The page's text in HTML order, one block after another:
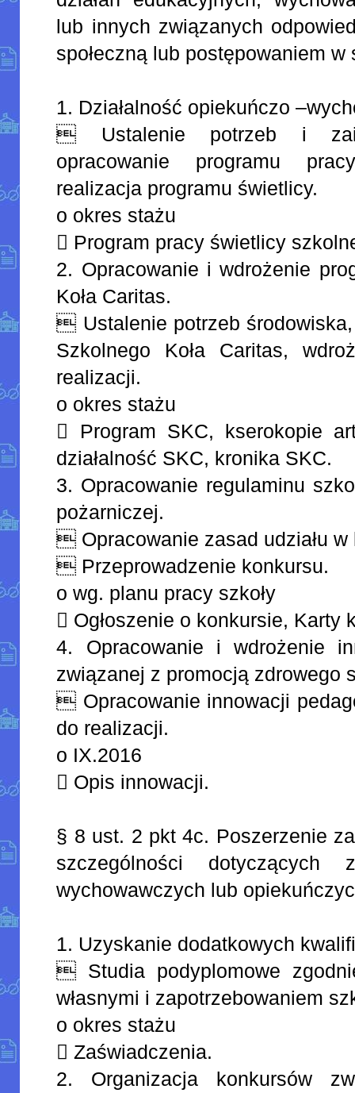
lub innych związanych
społeczną lub postępowaniem
1. Działalność opiekuńczo
 Ustalenie potrzeb i
opracowanie programu
realizacja programu świetlicy.
o okres stażu
 Program pracy świetlicy
2. Opracowanie i wdrożenie
Koła Caritas.
 Ustalenie potrzeb
Szkolnego Koła Caritas,
realizacji.
o okres stażu
 Program SKC, kserokopie
działalność SKC, kronika SKC.
3. Opracowanie regulaminu
pożarniczej.
 Opracowanie zasad udziału w
 Przeprowadzenie konkursu.
o wg. planu pracy szkoły
 Ogłoszenie o konkursie, Karty
4. Opracowanie i wdrożenie
związanej z promocją zdrowego
 Opracowanie innowacji
do realizacji.
o IX.2016
 Opis innowacji.
§ 8 ust. 2 pkt 4c. Poszerzenie
szczególności dotyczących
wychowawczych lub
1. Uzyskanie dodatkowych
 Studia podyplomowe
własnymi i zapotrzebowaniem
o okres stażu
 Zaświadczenia.
2. Organizacja konkursów